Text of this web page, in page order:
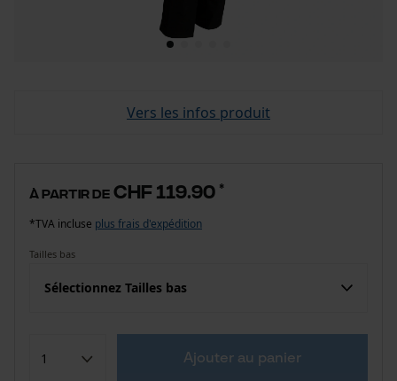
Vers les infos produit
à partir de CHF 119.90 *
*TVA incluse plus frais d'expédition
Tailles bas
Sélectionnez Tailles bas
Ajouter au panier